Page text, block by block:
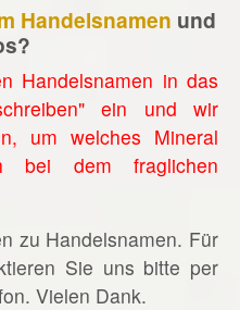
Handelsnamen und
Handelsnamen in das
ein und wir
um welches Mineral
bei dem fraglichen
zu Handelsnamen. Für
Sie uns bitte per
Vielen Dank.